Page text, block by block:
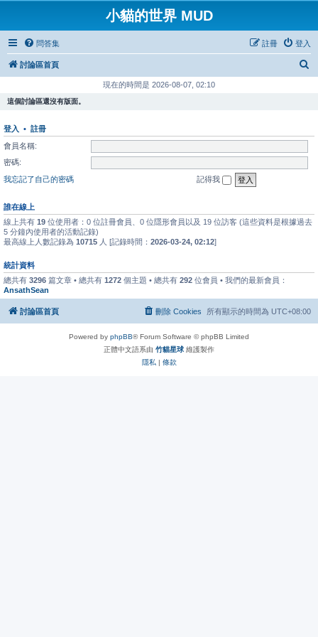
小貓的世界 MUD
問答集 登入
註冊
討論區首頁
現在的時間是 2026-08-07, 02:10
這個討論區還沒有版面。
登入 • 註冊
會員名稱:
密碼:
我忘記了自己的密碼
記得我
誰在線上
線上共有 19 位使用者：0 位註冊會員、0 位隱形會員以及 19 位訪客 (這些資料是根據過去
5 分鐘內使用者的活動記錄)
最高線上人數記錄為 10715 人 [記錄時間： 2026-03-24, 02:12]
統計資料
總共有 3296 篇文章 • 總共有 1272 個主題 • 總共有 292 位會員 • 我們的最新會員：
AnsathSean
討論區首頁 所有顯示的時間為 UTC+08:00
刪除 Cookies
Powered by phpBB® Forum Software © phpBB Limited
正體中文語系由 竹貓星球 維護製作
隱私| 條款